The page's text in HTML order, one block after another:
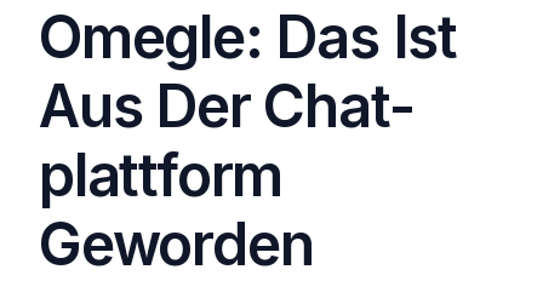
Omegle: Das Ist
Aus Der Chat-
plattform
Geworden